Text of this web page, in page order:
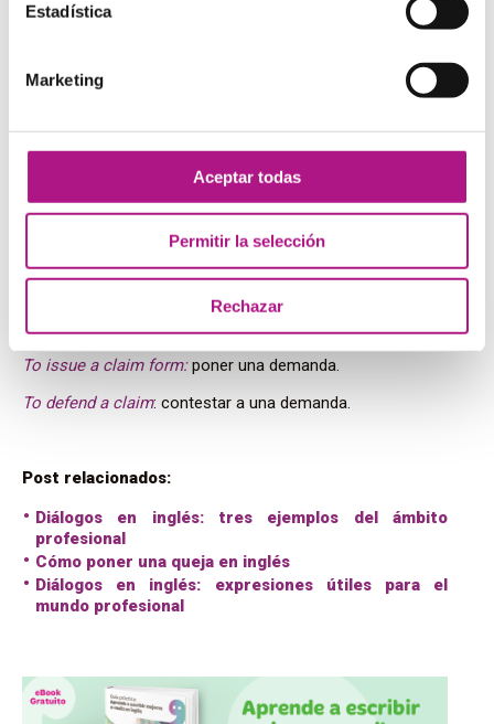
Estadística
Marketing
Aceptar todas
Permitir la selección
Rechazar
An entire
Enter judgement
The Judge will enter
sale of your home.
declarar o testificar.
evidence regarding the Murdock case.
road traffic accidents are settled out of court.
To carry out an investigation:investigar un caso.The
police are carrying out an investigation into the Irish
murders.
To issue a claim form:poner una demanda.
To defend a claim: contestar a una demanda.
Post relacionados:
Diálogos en inglés: tres ejemplos del ámbito
profesional
Cómo poner una queja en inglés
Diálogos en inglés: expresiones útiles para el
mundo profesional